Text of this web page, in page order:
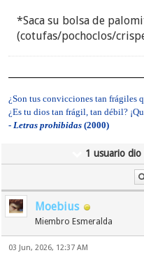
*Saca su bolsa de
(cotufas/pochoclos/
¿Son tus convicciones tan frágiles
¿Es tu dios tan frágil, tan débil?
-Letras prohibidas(2000)
1 usuario dio
Moebius
Miembro Esmeralda
03 Jun, 2026, 12:37 AM